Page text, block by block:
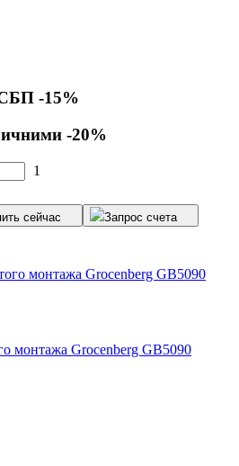
-15%
-20%
1
сейчас Запрос счета
монтажа Grocenberg GB5090